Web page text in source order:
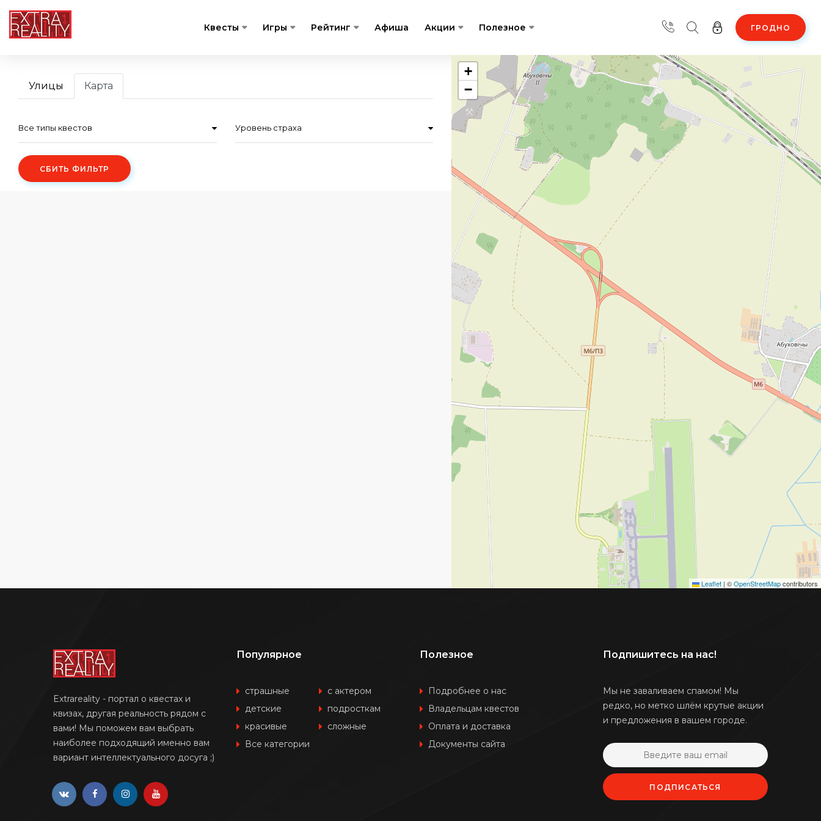
Квесты Игры Рейтинг Афиша Акции Полезное ГРОДНО
Улицы Карта
Все типы квестов Уровень страха
СБИТЬ ФИЛЬТР
+
−
Leaflet | ©OpenStreetMapcontributors
Extrareality - портал о квестах и
квизах, другая реальность рядом с
вами! Мы поможем вам выбрать
наиболее подходящий именно вам
вариант интеллектуального досуга ;)
Популярное
страшные
с актером
детские
подросткам
красивые
сложные
Все категории
Полезное
Подробнее о нас
Владельцам квестов
Оплата и доставка
Документы сайта
Подпишитесь на нас!
Мы не заваливаем спамом! Мы
редко, но метко шлём крутые акции
и предложения в вашем городе.
ПОДПИСАТЬСЯ